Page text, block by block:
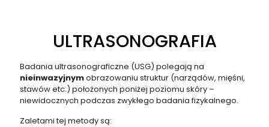
ULTRASONOGRAFIA
Badania ultrasonograficzne (USG) polegają na
nieinwazyjnymobrazowaniu struktur (narządów, mięśni,
stawów etc.) położonych poniżej poziomu skóry –
niewidocznych podczas zwykłego badania fizykalnego.
Zaletami tej metody są: